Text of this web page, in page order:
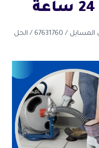
تسليك مجاري المسايل / 67631760 / الحل